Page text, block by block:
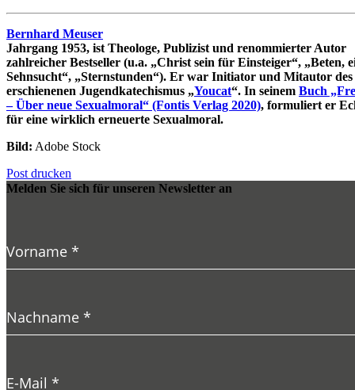
Bernhard Meuser
Jahrgang 1953, ist Theologe, Publizist und renommierter Autor
zahlreicher Bestseller (u.a. „Christ sein für Einsteiger“, „Beten,
Sehnsucht“, „Sternstunden“). Er war Initiator und Mitautor des
erschienenen Jugendkatechismus „Youcat“. In seinem Buch
– Über neue Sexualmoral“ (Fontis Verlag 2020), formuliert er
für eine wirklich erneuerte Sexualmoral.
Bild: Adobe Stock
Post drucken
Melden Sie sich für unseren Newsletter an
Vorname *
Nachname *
E-Mail *